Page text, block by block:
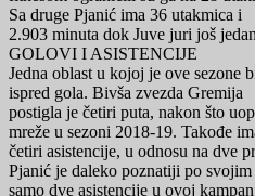
Sa druge Pjanić ima 36 utakmica i
2.903 minuta dok Juve juri još
GOLOVI I ASISTENCIJE
Jedna oblast u kojoj je ove sezone
ispred gola. Bivša zvezda Gremija
postigla je četiri puta, nakon što
mreže u sezoni 2018-19. Takođe
četiri asistencije, u odnosu na dve
Pjanić je daleko poznatiji po
samo dve asistencije u ovoj